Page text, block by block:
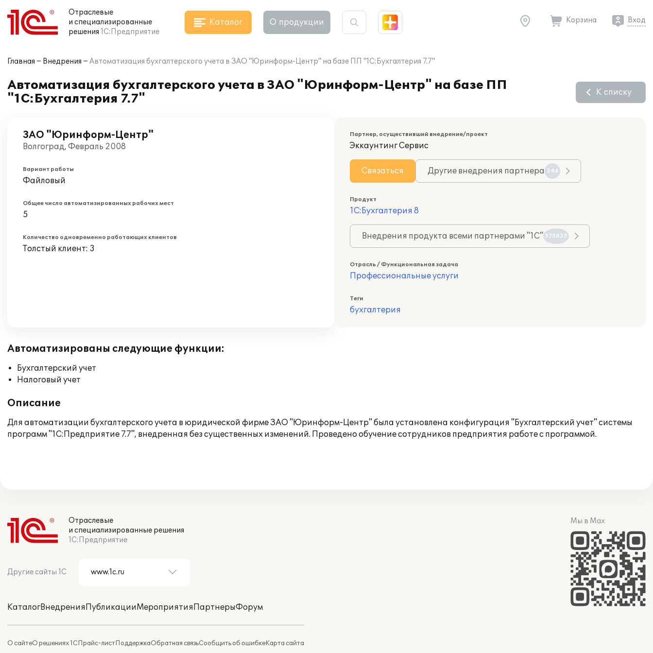
Отраслевые
и специализированные
решения 1С:Предприятие
Каталог О продукции Корзина Вход
Главная Внедрения Автоматизация бухгалтерского учета в ЗАО "Юринформ-Центр" на базе ПП "1С:Бухгалтерия 7.7"
Автоматизация бухгалтерского учета в ЗАО "Юринформ-Центр" на базе ПП
"1С:Бухгалтерия 7.7"
К списку
ЗАО "Юринформ-Центр"
Волгоград, Февраль 2008
Вариант работы
Файловый
Общее число автоматизированных рабочих мест
5
Количество одновременно работающих клиентов
Толстый клиент: 3
Партнер, осуществивший внедрение/проект
Эккаунтинг Сервис
Связаться Другие внедрения партнера 246
Продукт
1С:Бухгалтерия 8
Внедрения продукта всеми партнерами "1С" 575825
Отрасль / Функциональная задача
Профессиональные услуги
Теги
бухгалтерия
Автоматизированы следующие функции:
Бухгалтерский учет
Налоговый учет
Описание
Для автоматизации бухгалтерского учета в юридической фирме ЗАО "Юринформ-Центр" была установлена конфигурация "Бухгалтерский учет" системы
программ "1С:Предприятие 7.7", внедренная без существенных изменений. Проведено обучение сотрудников предприятия работе с программой.
Отраслевые
и специализированные решения
1С:Предприятие
Другие сайты 1С
КаталогВнедренияПубликацииМероприятияПартнерыФорум
О сайтеО решениях 1СПрайс-листПоддержкаОбратная связьСообщить об ошибкеКарта сайта
Мы в Max